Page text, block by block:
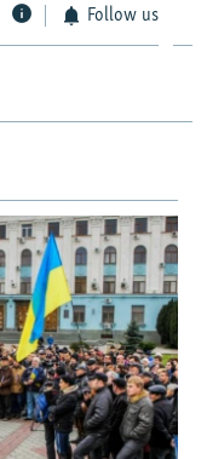
Follow us